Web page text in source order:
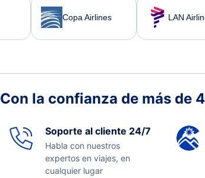
Copa Airlines LAN
Con la confianza de más de
Soporte al cliente 24/7
Habla con nuestros
expertos en viajes, en
cualquier lugar